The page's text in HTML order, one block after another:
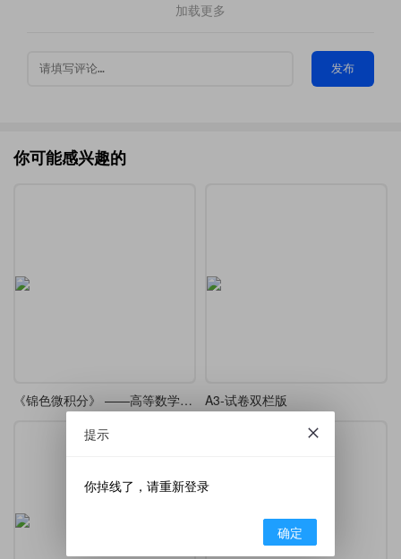
加载更多
发布
你可能感兴趣的
《锦色微积分》 ——高等数学课堂笔记·炫彩版 A3-试卷双栏版
提示
你掉线了，请重新登录
确定